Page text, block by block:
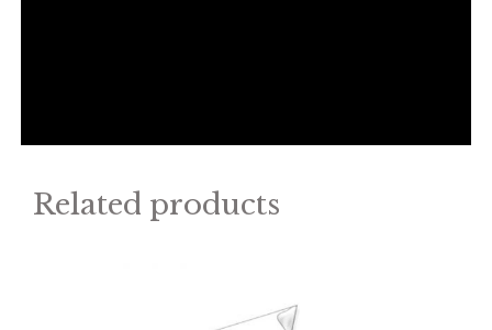
Related products